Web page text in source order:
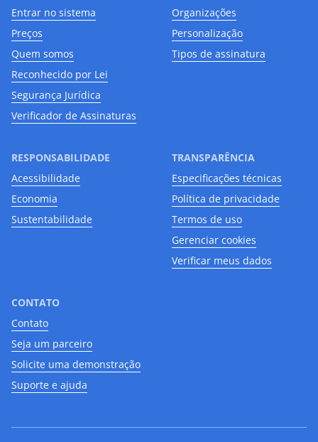
Entrar no sistema
Preços
Quem somos
Reconhecido por Lei
Segurança Jurídica
Verificador de Assinaturas
Organizações
Personalização
Tipos de assinatura
RESPONSABILIDADE
Acessibilidade
Economia
Sustentabilidade
TRANSPARÊNCIA
Especificações técnicas
Política de privacidade
Termos de uso
Gerenciar cookies
Verificar meus dados
CONTATO
Contato
Seja um parceiro
Solicite uma demonstração
Suporte e ajuda